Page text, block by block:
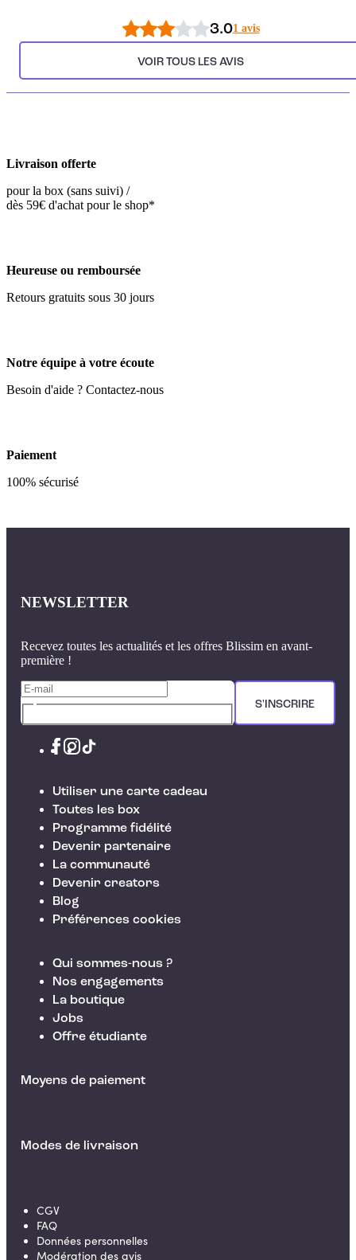
3.01 avis
VOIR TOUS LES AVIS
Livraison offerte
pour la box (sans suivi) /
dès 59€ d'achat pour le shop*
Heureuse ou remboursée
Retours gratuits sous 30 jours
Notre équipe à votre écoute
Besoin d'aide ? Contactez-nous
Paiement
100% sécurisé
NEWSLETTER
Recevez toutes les actualités et les offres Blissim en avant-
première !
S'INSCRIRE
Utiliser une carte cadeau
Toutes les box
Programme fidélité
Devenir partenaire
La communauté
Devenir creators
Blog
Préférences cookies
Qui sommes-nous ?
Nos engagements
La boutique
Jobs
Offre étudiante
Moyens de paiement
Modes de livraison
CGV
FAQ
Données personnelles
Modération des avis